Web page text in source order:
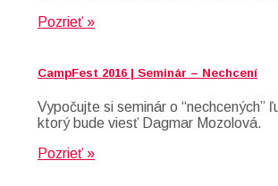
Pozrieť »
CampFest 2016 | Seminár – Nechcení
Vypočujte si seminár o “nechcených”
ktorý bude viesť Dagmar Mozolová.
Pozrieť »